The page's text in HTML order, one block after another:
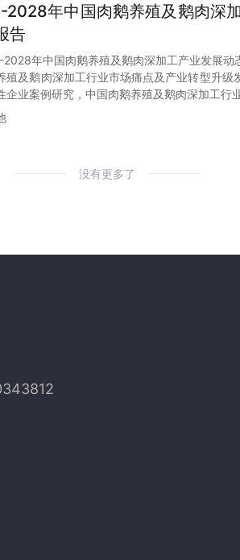
2028年中国肉鹅养殖及鹅肉深
告
2028年中国肉鹅养殖及鹅肉深加工产业发展
殖及鹅肉深加工行业市场痛点及产业转型升
企业案例研究，中国肉鹅养殖及鹅肉深加工行
没有更多了